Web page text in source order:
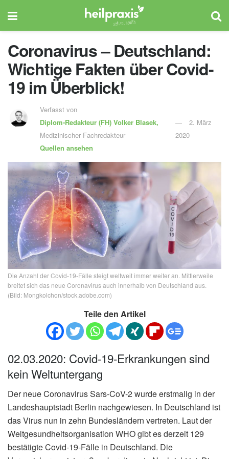
Coronavirus – Deutschland:
Wichtige Fakten über Covid-
19 im Überblick!
Verfasst von
Diplom-Redakteur (FH)Volker Blasek,
Medizinischer Fachredakteur
Quellen ansehen
2. März
2020
Die Anzahl der Covid-19-Fälle steigt weltweit immer weiter an. Mittlerweile
breitet sich das neue Coronavirus auch innerhalb von Deutschland aus.
(Bild: Mongkolchon/stock.adobe.com)
Teile den Artikel
02.03.2020: Covid-19-Erkrankungen sind
kein Weltuntergang
Der neue Coronavirus Sars-CoV-2 wurde erstmalig in der
Landeshauptstadt Berlin nachgewiesen. In Deutschland ist
das Virus nun in zehn Bundesländern vertreten. Laut der
Weltgesundheitsorganisation WHO gibt es derzeit 129
bestätigte Covid-19-Fälle in Deutschland. Die